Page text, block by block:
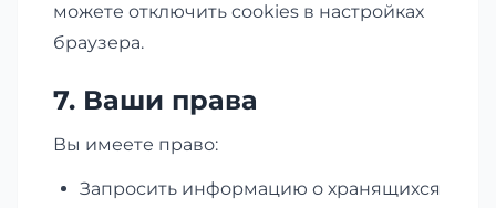
можете отключить cookies в настройках
браузера.
7. Ваши права
Вы имеете право:
Запросить информацию о хранящихся